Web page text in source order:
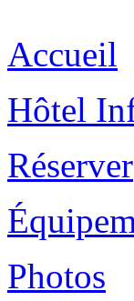
Accueil
Hôtel
Réserver
Photos